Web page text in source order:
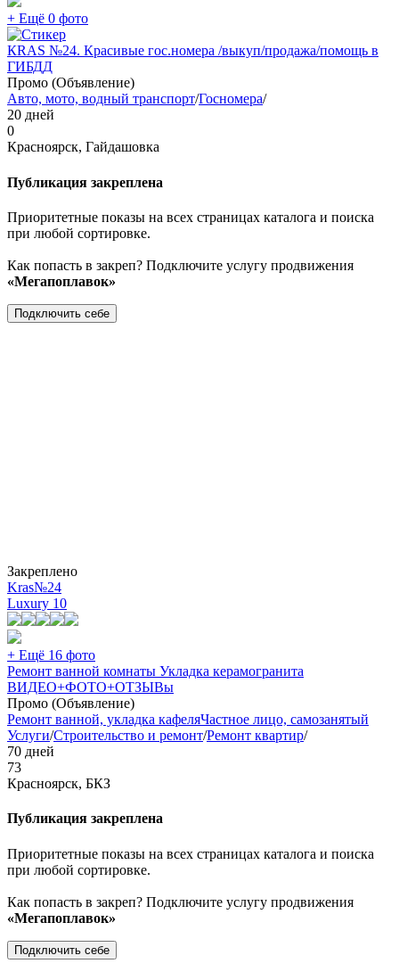
+ Ещё 0 фото
КRAS №24. Красивые гос.номера /выкуп/продажа/помощь в
ГИБДД
Промо (Объявление)
Авто, мото, водный транспорт/Госномера/
20 дней
0
Красноярск, Гайдашовка
Публикация закреплена
Приоритетные показы на всех страницах каталога и поиска
при любой сортировке.
Как попасть в закреп? Подключите услугу продвижения
«Мегапоплавок»
Подключить себе
Закреплено
Kras№24
Luxury 10
+ Ещё 16 фото
Ремонт ванной комнаты Укладка керамогранита
ВИДЕО+ФОТО+ОТЗЫВы
Промо (Объявление)
Ремонт ванной, укладка кафеляЧастное лицо, самозанятый
Услуги/Строительство и ремонт/Ремонт квартир/
70 дней
73
Красноярск, БКЗ
Публикация закреплена
Приоритетные показы на всех страницах каталога и поиска
при любой сортировке.
Как попасть в закреп? Подключите услугу продвижения
«Мегапоплавок»
Подключить себе